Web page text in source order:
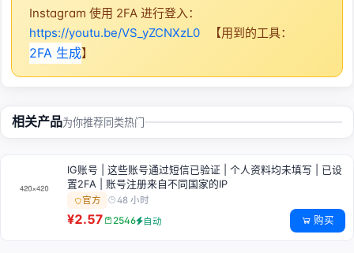
Instagram 使用 2FA 进行登入：
https://youtu.be/VS_yZCNXzL0 【用到的工具：
2FA 生成】
相关产品为你推荐同类热门
IG账号 | 这些账号通过短信已验证 | 个人资料均未填写 | 已设
置2FA | 账号注册来自不同国家的IP
官方 48 小时
¥2.57 2546 自动 购买